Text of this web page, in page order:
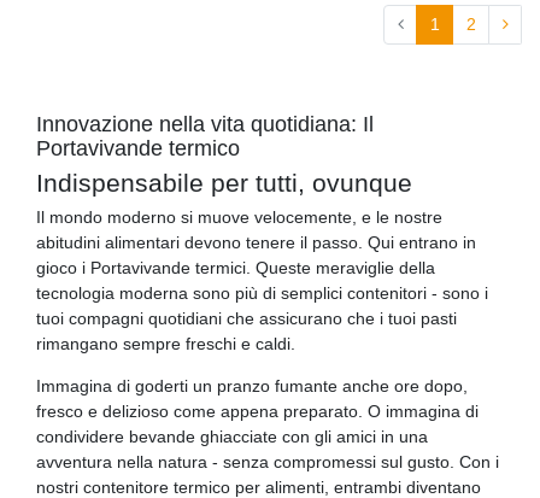
1 2
Innovazione nella vita quotidiana: Il
Portavivande termico
Indispensabile per tutti, ovunque
Il mondo moderno si muove velocemente, e le nostre
abitudini alimentari devono tenere il passo. Qui entrano in
gioco i Portavivande termici. Queste meraviglie della
tecnologia moderna sono più di semplici contenitori - sono i
tuoi compagni quotidiani che assicurano che i tuoi pasti
rimangano sempre freschi e caldi.
Immagina di goderti un pranzo fumante anche ore dopo,
fresco e delizioso come appena preparato. O immagina di
condividere bevande ghiacciate con gli amici in una
avventura nella natura - senza compromessi sul gusto. Con i
nostri contenitore termico per alimenti, entrambi diventano